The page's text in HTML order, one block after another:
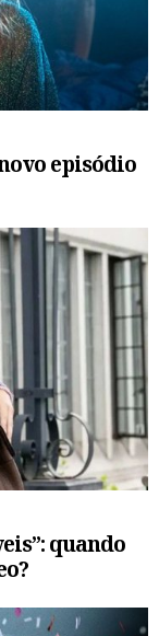
episódio
quando